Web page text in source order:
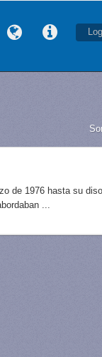
de 1976 hasta su
...